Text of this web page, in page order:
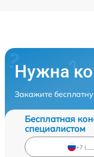
Нужна
Закажите
Бесплатная
специалистом